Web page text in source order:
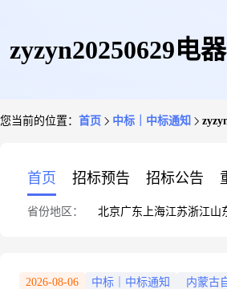
zyzyn20250629电
您当前的位置： 首页 中标｜中标通知
首页 招标预告 招标公告
省份地区： 北京广东 上海江苏浙江山
2026-08-06 中标｜中标通知 内蒙古